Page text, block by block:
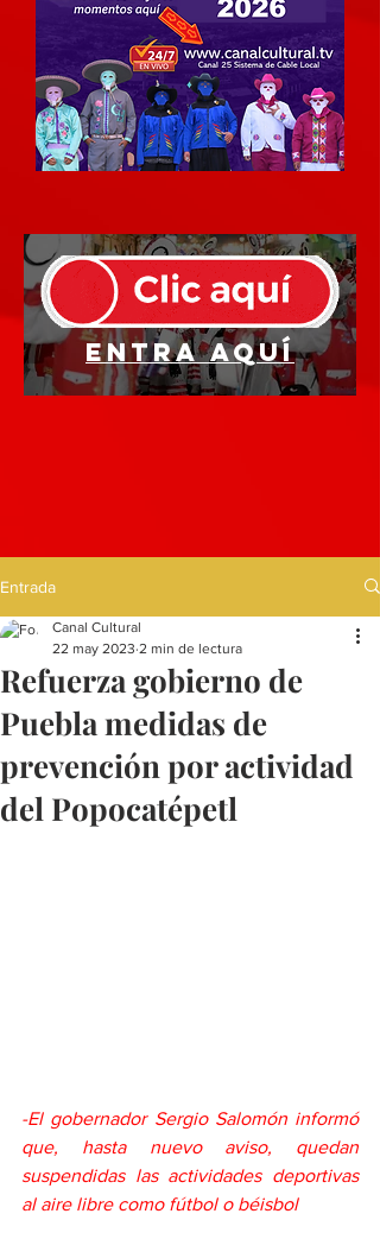
Entra aquí
Entrada
Refuerza gobierno de
Puebla medidas de
prevención por actividad
del Popocatépetl
Canal Cultural
22 may 2023 2 min de lectura
-El gobernador Sergio Salomón informó
que, hasta nuevo aviso, quedan
suspendidas las actividades deportivas
al aire libre como fútbol o béisbol